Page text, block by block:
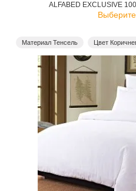
ALFABED EXCLUSIVE
Материал Тенсель Цвет